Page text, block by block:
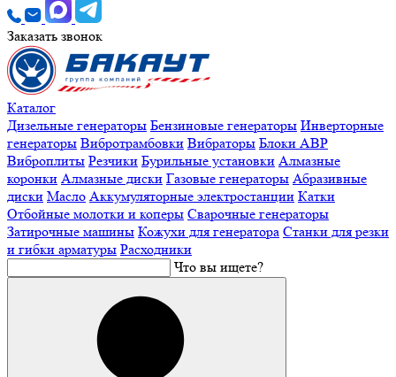
Заказать звонок
Каталог
Дизельные генераторы Бензиновые генераторы Инверторные
генераторы Вибротрамбовки Вибраторы Блоки АВР
Виброплиты Резчики Бурильные установки Алмазные
коронки Алмазные диски Газовые генераторы Абразивные
диски Масло Аккумуляторные электростанции Катки
Отбойные молотки и коперы Сварочные генераторы
Затирочные машины Кожухи для генератора Станки для резки
и гибки арматуры Расходники
Что вы ищете?